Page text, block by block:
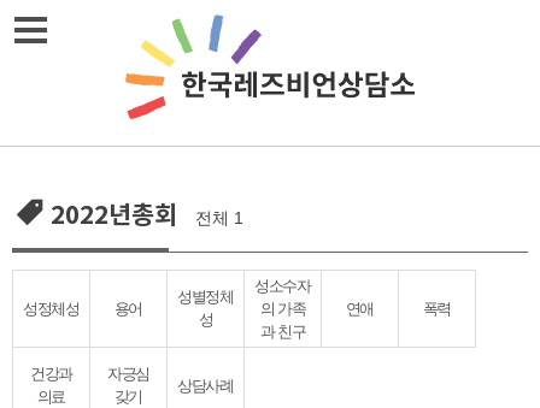
Skip
2022년총회 전체 1
성정체성 용어
성별정체
성
성소수자
의 가족
과 친구
연애 폭력
건강과
의료
자긍심
갖기
상담사례